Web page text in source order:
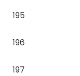
195
196
197